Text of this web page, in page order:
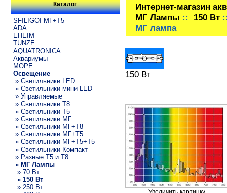
Каталог
SFILIGOI МГ+Т5
ADA
EHEIM
TUNZE
AQUATRONICA
Аквариумы
МОРЕ
Освещение
» Светильники LED
» Светильники мини LED
» Управляемые
» Светильники T8
» Светильники T5
» Светильники МГ
» Светильники МГ+T8
» Светильники МГ+T5
» Светильники МГ+T5+T5
» Светильники Компакт
» Разные T5 и T8
» МГ Лампы
» 70 Вт
» 150 Вт
» 250 Вт
Интернет-магазин
МГ Лампы :: 150 Вт::
МГ лампа
150 Вт